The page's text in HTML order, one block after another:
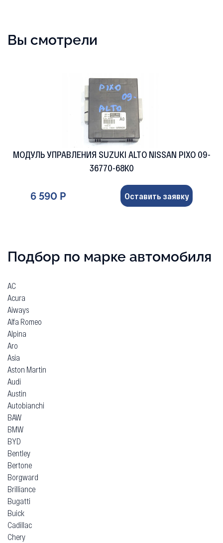
Вы смотрели
МОДУЛЬ УПРАВЛЕНИЯ SUZUKI ALTO NISSAN PIXO 09-
36770-68K0
6 590 Р Оставить заявку
Подбор по марке автомобиля
AC
Acura
Aiways
Alfa Romeo
Alpina
Aro
Asia
Aston Martin
Audi
Austin
Autobianchi
BAW
BMW
BYD
Bentley
Bertone
Borgward
Brilliance
Bugatti
Buick
Cadillac
Chery